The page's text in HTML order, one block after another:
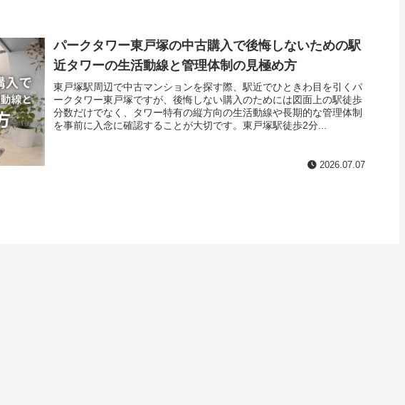
パークタワー東戸塚の中古購入で後悔しないための駅
近タワーの生活動線と管理体制の見極め方
東戸塚駅周辺で中古マンションを探す際、駅近でひときわ目を引くパ
ークタワー東戸塚ですが、後悔しない購入のためには図面上の駅徒歩
分数だけでなく、タワー特有の縦方向の生活動線や長期的な管理体制
を事前に入念に確認することが大切です。東戸塚駅徒歩2分...
2026.07.07